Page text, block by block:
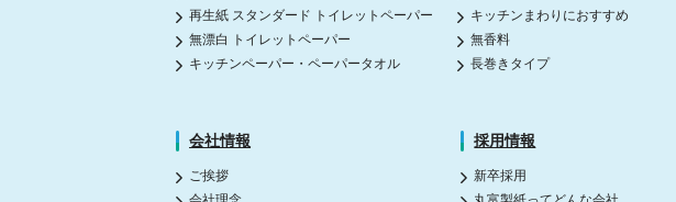
再生紙 スタンダード トイレットペーパー
無漂白 トイレットペーパー
キッチンペーパー・ペーパータオル
キッチンまわりにおすすめ
無香料
長巻きタイプ
会社情報
ご挨拶
採用情報
新卒採用